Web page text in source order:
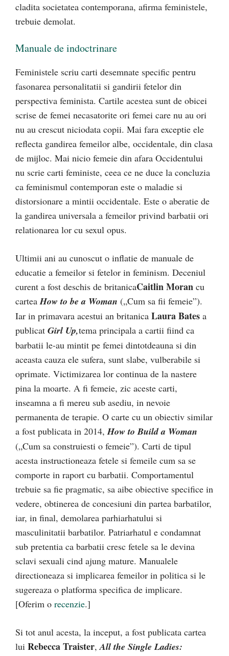
cladita societatea contemporana, afirma feministele,
trebuie demolat.
Manuale de indoctrinare
Feministele scriu carti desemnate specific pentru
fasonarea personalitatii si gandirii fetelor din
perspectiva feminista. Cartile acestea sunt de obicei
scrise de femei necasatorite ori femei care nu au ori
nu au crescut niciodata copii. Mai fara exceptie ele
reflecta gandirea femeilor albe, occidentale, din clasa
de mijloc. Mai nicio femeie din afara Occidentului
nu scrie carti feministe, ceea ce ne duce la concluzia
ca feminismul contemporan este o maladie si
distorsionare a mintii occidentale. Este o aberatie de
la gandirea universala a femeilor privind barbatii ori
relationarea lor cu sexul opus.
Ultimii ani au cunoscut o inflatie de manuale de
educatie a femeilor si fetelor in feminism. Deceniul
curent a fost deschis de britanicaCaitlin Moran cu
carteaHow to be a Woman („Cum sa fii femeie”).
Iar in primavara acestui an britanica Laura Bates a
publicat Girl Up,tema principala a cartii fiind ca
barbatii le-au mintit pe femei dintotdeauna si din
aceasta cauza ele sufera, sunt slabe, vulberabile si
oprimate. Victimizarea lor continua de la nastere
pina la moarte. A fi femeie, zic aceste carti,
inseamna a fi mereu sub asediu, in nevoie
permanenta de terapie. O carte cu un obiectiv similar
a fost publicata in 2014,How to Build a Woman
(„Cum sa construiesti o femeie”). Carti de tipul
acesta instructioneaza fetele si femeile cum sa se
comporte in raport cu barbatii. Comportamentul
trebuie sa fie pragmatic, sa aibe obiective specifice in
vedere, obtinerea de concesiuni din partea barbatilor,
iar, in final, demolarea parhiarhatului si
masculinitatii barbatilor. Patriarhatul e condamnat
sub pretentia ca barbatii cresc fetele sa le devina
sclavi sexuali cind ajung mature. Manualele
directioneaza si implicarea femeilor in politica si le
sugereaza o platforma specifica de implicare.
[Oferim o recenzie.]
Si tot anul acesta, la inceput, a fost publicata cartea
lui Rebecca Traister,All the Single Ladies: